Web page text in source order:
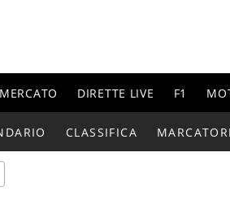
DIRETTE LIVE F1
CLASSIFICA MARCATORI